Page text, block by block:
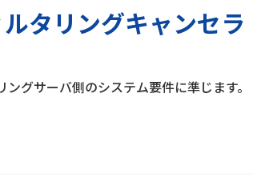
ルタリングキャンセラ
グサーバ側のシステム要件に準じます。